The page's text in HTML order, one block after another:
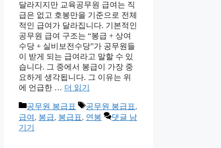
달라지지만 교육공무원 급여는 직
급은 없고 호봉만을 기준으로 전체
적인 급여가 달라집니다. 기본적인
공무원 급여 구조는 “봉급 + 상여
수당 + 실비보전수당”가 공무원들
이 받게 되는 급여라고 말할 수 있
습니다. 그 중에서 봉급이 가장 중
요하게 생각됩니다. 그 이유는 위
에 언급한 … 더 읽기
카
테
고
공무원 봉급표
태
그
공무원 봉급표,
급여 , 봉급, 봉급표, 연봉
댓글 남
기기